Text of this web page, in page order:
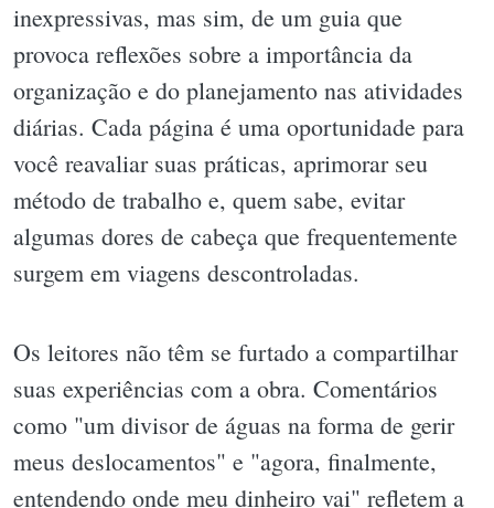
inexpressivas, mas sim, de um guia que
provoca reflexões sobre a importância da
organização e do planejamento nas atividades
diárias. Cada página é uma oportunidade para
você reavaliar suas práticas, aprimorar seu
método de trabalho e, quem sabe, evitar
algumas dores de cabeça que frequentemente
surgem em viagens descontroladas.
Os leitores não têm se furtado a compartilhar
suas experiências com a obra. Comentários
como "um divisor de águas na forma de gerir
meus deslocamentos" e "agora, finalmente,
entendendo onde meu dinheiro vai" refletem a